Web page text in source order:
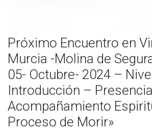
Próximo Encuentro en
Murcia -Molina de
05- Octubre- 2024 –
Introducción –
Acompañamiento
Proceso de Morir»